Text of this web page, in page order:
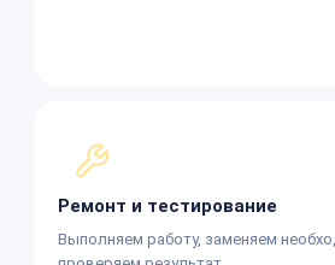
Ремонт и тестирование
Выполняем работу, заменяем